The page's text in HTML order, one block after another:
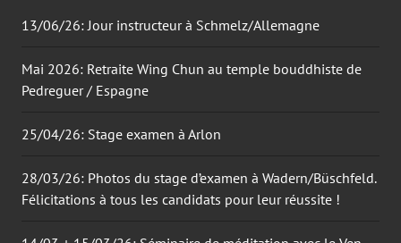
13/06/26: Jour instructeur à Schmelz/Allemagne
Mai 2026: Retraite Wing Chun au temple bouddhiste de
Pedreguer / Espagne
25/04/26: Stage examen à Arlon
28/03/26: Photos du stage d’examen à Wadern/Büschfeld.
Félicitations à tous les candidats pour leur réussite !